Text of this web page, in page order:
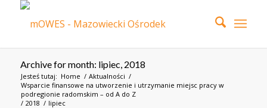
Archive for month: lipiec, 2018
Jesteś tutaj: Home / Aktualności /
Wsparcie finansowe na utworzenie i utrzymanie miejsc pracy w
podregionie radomskim – od A do Z
/ 2018 / lipiec